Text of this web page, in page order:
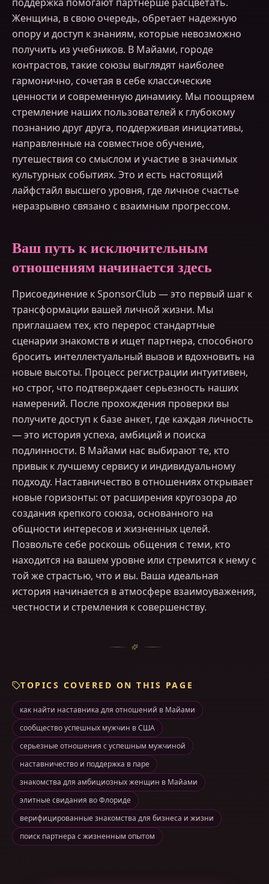
Женщина, в свою очередь, обретает надежную
опору и доступ к знаниям, которые невозможно
получить из учебников. В Майами, городе
контрастов, такие союзы выглядят наиболее
гармонично, сочетая в себе классические
ценности и современную динамику. Мы поощряем
стремление наших пользователей к глубокому
познанию друг друга, поддерживая инициативы,
направленные на совместное обучение,
путешествия со смыслом и участие в значимых
культурных событиях. Это и есть настоящий
лайфстайл высшего уровня, где личное счастье
неразрывно связано с взаимным прогрессом.
Ваш путь к исключительным
отношениям начинается здесь
Присоединение к SponsorClub — это первый шаг к
трансформации вашей личной жизни. Мы
приглашаем тех, кто перерос стандартные
сценарии знакомств и ищет партнера, способного
бросить интеллектуальный вызов и вдохновить на
новые высоты. Процесс регистрации интуитивен,
но строг, что подтверждает серьезность наших
намерений. После прохождения проверки вы
получите доступ к базе анкет, где каждая личность
— это история успеха, амбиций и поиска
подлинности. В Майами нас выбирают те, кто
привык к лучшему сервису и индивидуальному
подходу. Наставничество в отношениях открывает
новые горизонты: от расширения кругозора до
создания крепкого союза, основанного на
общности интересов и жизненных целей.
Позвольте себе роскошь общения с теми, кто
находится на вашем уровне или стремится к нему с
той же страстью, что и вы. Ваша идеальная
история начинается в атмосфере взаимоуважения,
честности и стремления к совершенству.
TOPICS COVERED ON THIS PAGE
как найти наставника для отношений в Майами
сообщество успешных мужчин в США
серьезные отношения с успешным мужчиной
наставничество и поддержка в паре
знакомства для амбициозных женщин в Майами
элитные свидания во Флориде
верифицированные знакомства для бизнеса и жизни
поиск партнера с жизненным опытом